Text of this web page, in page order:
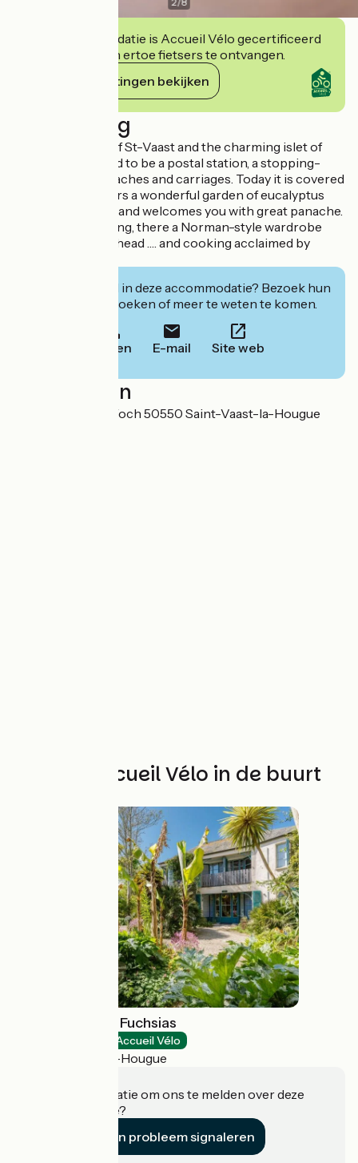
Deze accommodatie is Accueil Vélo gecertificeerd
en verbindt zich ertoe fietsers te ontvangen.
Haar verplichtingen bekijken
Beschrijving
Close to the bay of St-Vaast and the charming islet of
Tatihou there used to be a postal station, a stopping-
point for stagecoaches and carriages. Today it is covered
in fuschias, shelters a wonderful garden of eucalyptus
and banana trees, and welcomes you with great panache.
Here a Jouy painting, there a Norman-style wardrobe
and a ship's figurehead …. and cooking acclaimed by
Geïnteresseerd in deze accommodatie? Bezoek hun
website om te boeken of meer te weten te komen.
Bellen E-mail Site web
Localisation
20 rue Maréchal Foch 50550 Saint-Vaast-la-Hougue
Andere Accueil Vélo in de buurt
Hôtel France et Fuchsias
Accueil Vélo
Saint-Vaast-la-Hougue
Heeft u informatie om ons te melden over deze
accommodatie?
Een probleem signaleren